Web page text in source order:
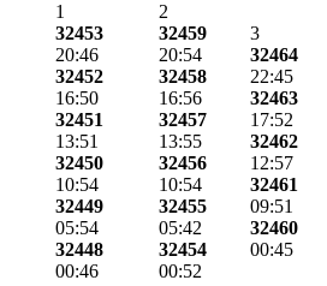
1
32453
20:46
32452
16:50
32451
13:51
32450
10:54
32449
05:54
32448
00:46
2
32459
20:54
32458
16:56
32457
13:55
32456
10:54
32455
05:42
32454
00:52
3
32464
22:45
32463
17:52
32462
12:57
32461
09:51
32460
00:45